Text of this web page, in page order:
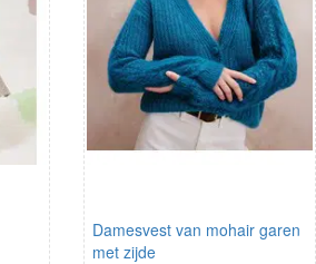
Damesvest van mohair garen
met zijde